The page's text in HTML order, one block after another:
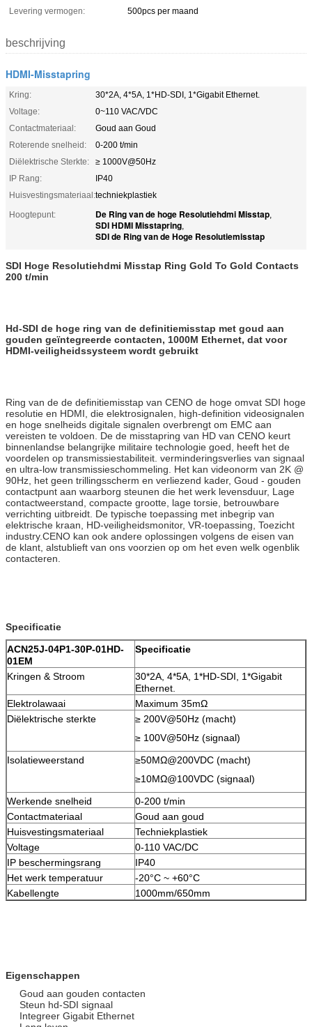
Levering vermogen:
500pcs per maand
beschrijving
HDMI-Misstapring
Kring:
30*2A, 4*5A, 1*HD-SDI, 1*Gigabit Ethernet.
Voltage:
0~110 VAC/VDC
Contactmateriaal:
Goud aan Goud
Roterende snelheid:
0-200 t/min
Diëlektrische Sterkte:
≥ 1000V@50Hz
IP Rang:
IP40
Huisvestingsmateriaal:techniekplastiek
Hoogtepunt:
De Ring van de hoge Resolutiehdmi Misstap,
SDI HDMI Misstapring,
SDI de Ring van de Hoge Resolutiemisstap
SDI Hoge Resolutiehdmi Misstap Ring Gold To Gold Contacts
200 t/min
Hd-SDI de hoge ring van de definitiemisstap met goud aan
gouden geïntegreerde contacten, 1000M Ethernet, dat voor
HDMI-veiligheidssysteem wordt gebruikt
Ring van de de definitiemisstap van CENO de hoge omvat SDI hoge
resolutie en HDMI, die elektrosignalen, high-definition videosignalen
en hoge snelheids digitale signalen overbrengt om EMC aan
vereisten te voldoen. De de misstapring van HD van CENO keurt
binnenlandse belangrijke militaire technologie goed, heeft het de
voordelen op transmissiestabiliteit. verminderingsverlies van signaal
en ultra-low transmissieschommeling. Het kan videonorm van 2K @
90Hz, het geen trillingsscherm en verliezend kader, Goud - gouden
contactpunt aan waarborg steunen die het werk levensduur, Lage
contactweerstand, compacte grootte, lage torsie, betrouwbare
verrichting uitbreidt. De typische toepassing met inbegrip van
elektrische kraan, HD-veiligheidsmonitor, VR-toepassing, Toezicht
industry.CENO kan ook andere oplossingen volgens de eisen van
de klant, alstublieft van ons voorzien op om het even welk ogenblik
contacteren.
Specificatie
ACN25J-04P1-30P-01HD-
01EM
Specificatie
Kringen & Stroom
30*2A, 4*5A, 1*HD-SDI, 1*Gigabit
Ethernet.
Elektrolawaai
Maximum 35mΩ
Diëlektrische sterkte
≥ 200V@50Hz (macht)
≥ 100V@50Hz (signaal)
Isolatieweerstand
≥50MΩ@200VDC (macht)
≥10MΩ@100VDC (signaal)
Werkende snelheid
0-200 t/min
Contactmateriaal
Goud aan goud
Huisvestingsmateriaal
Techniekplastiek
Voltage
0-110 VAC/DC
IP beschermingsrang
IP40
Het werk temperatuur
-20°C ~ +60°C
Kabellengte
1000mm/650mm
Eigenschappen
Goud aan gouden contacten
Steun hd-SDI signaal
Integreer Gigabit Ethernet